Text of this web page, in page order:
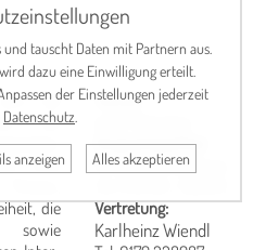
Teil
die
Eine
die
sowie
Termin:
Ansprechpartner
Andreas Kretschmar,
Vertretung:
Karlheinz Wiendl
und tauscht Daten mit Partnern aus.
dazu eine Einwilligung erteilt.
der Einstellungen jederzeit
Datenschutz
anzeigen Alles akzeptieren